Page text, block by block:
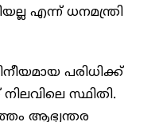
എന്ന് ധനമന്ത്രി
പരിധിക്ക്
സ്ഥിതി.
ആഭ്യന്തര